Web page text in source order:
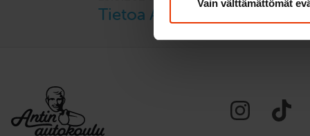
Vain välttämättömät
Tietoa Antin Autokoulun